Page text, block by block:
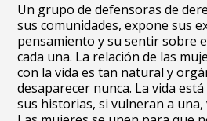
Un grupo de defensoras de
sus comunidades, expone sus
pensamiento y su sentir sobre
cada una. La relación de las
con la vida es tan natural y
desaparecer nunca. La vida
sus historias, si vulneran a